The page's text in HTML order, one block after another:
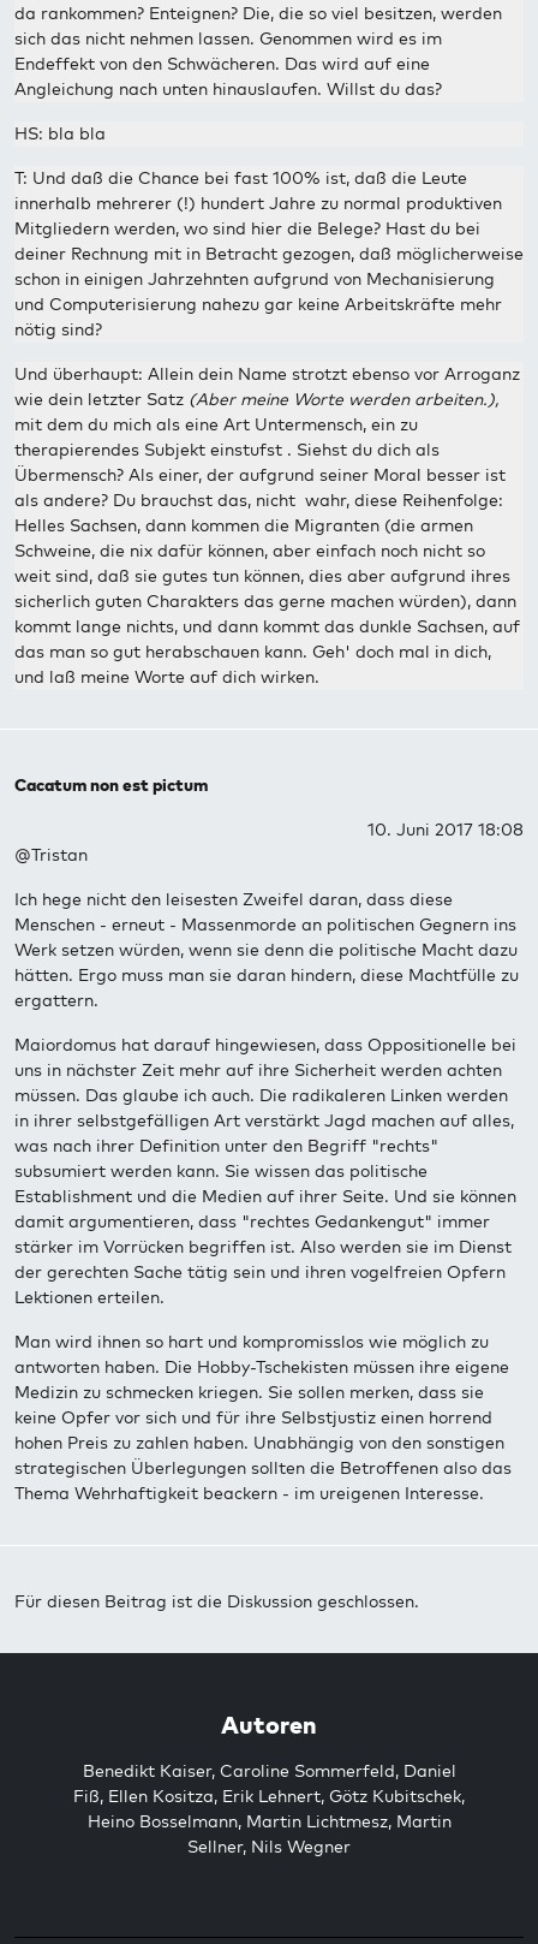
da rankommen? Enteignen? Die, die so viel besitzen, werden
sich das nicht nehmen lassen. Genommen wird es im
Endeffekt von den Schwächeren. Das wird auf eine
Angleichung nach unten hinauslaufen. Willst du das?
HS: bla bla
T: Und daß die Chance bei fast 100% ist, daß die Leute
innerhalb mehrerer (!) hundert Jahre zu normal produktiven
Mitgliedern werden, wo sind hier die Belege? Hast du bei
deiner Rechnung mit in Betracht gezogen, daß möglicherweise
schon in einigen Jahrzehnten aufgrund von Mechanisierung
und Computerisierung nahezu gar keine Arbeitskräfte mehr
nötig sind?
Und überhaupt: Allein dein Name strotzt ebenso vor Arroganz
wie dein letzter Satz (Aber meine Worte werden arbeiten.),
mit dem du mich als eine Art Untermensch, ein zu
therapierendes Subjekt einstufst . Siehst du dich als
Übermensch? Als einer, der aufgrund seiner Moral besser ist
als andere? Du brauchst das, nicht wahr, diese Reihenfolge:
Helles Sachsen, dann kommen die Migranten (die armen
Schweine, die nix dafür können, aber einfach noch nicht so
weit sind, daß sie gutes tun können, dies aber aufgrund ihres
sicherlich guten Charakters das gerne machen würden), dann
kommt lange nichts, und dann kommt das dunkle Sachsen, auf
das man so gut herabschauen kann. Geh' doch mal in dich,
und laß meine Worte auf dich wirken.
Cacatum non est pictum
10. Juni 2017 18:08
@Tristan
Ich hege nicht den leisesten Zweifel daran, dass diese
Menschen - erneut - Massenmorde an politischen Gegnern ins
Werk setzen würden, wenn sie denn die politische Macht dazu
hätten. Ergo muss man sie daran hindern, diese Machtfülle zu
ergattern.
Maiordomus hat darauf hingewiesen, dass Oppositionelle bei
uns in nächster Zeit mehr auf ihre Sicherheit werden achten
müssen. Das glaube ich auch. Die radikaleren Linken werden
in ihrer selbstgefälligen Art verstärkt Jagd machen auf alles,
was nach ihrer Definition unter den Begriff "rechts"
subsumiert werden kann. Sie wissen das politische
Establishment und die Medien auf ihrer Seite. Und sie können
damit argumentieren, dass "rechtes Gedankengut" immer
stärker im Vorrücken begriffen ist. Also werden sie im Dienst
der gerechten Sache tätig sein und ihren vogelfreien Opfern
Lektionen erteilen.
Man wird ihnen so hart und kompromisslos wie möglich zu
antworten haben. Die Hobby-Tschekisten müssen ihre eigene
Medizin zu schmecken kriegen. Sie sollen merken, dass sie
keine Opfer vor sich und für ihre Selbstjustiz einen horrend
hohen Preis zu zahlen haben. Unabhängig von den sonstigen
strategischen Überlegungen sollten die Betroffenen also das
Thema Wehrhaftigkeit beackern - im ureigenen Interesse.
Für diesen Beitrag ist die Diskussion geschlossen.
Autoren
Benedikt Kaiser, Caroline Sommerfeld, Daniel
Fiß, Ellen Kositza, Erik Lehnert, Götz Kubitschek,
Heino Bosselmann, Martin Lichtmesz, Martin
Sellner, Nils Wegner